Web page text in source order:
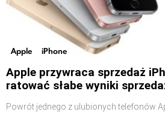
Apple iPhone
Apple przywraca sprzedaż
ratować słabe wyniki
Powrót jednego z ulubionych telefonów